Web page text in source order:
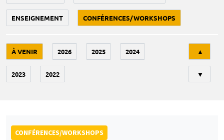
ENSEIGNEMENT CONFÉRENCES/WORKSHOPS
À VENIR 2026 2025 2024
2023 2022
▲
▼
CONFÉRENCES/WORKSHOPS